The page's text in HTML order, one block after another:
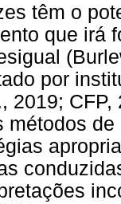
têm o
que irá
por
2019;
métodos